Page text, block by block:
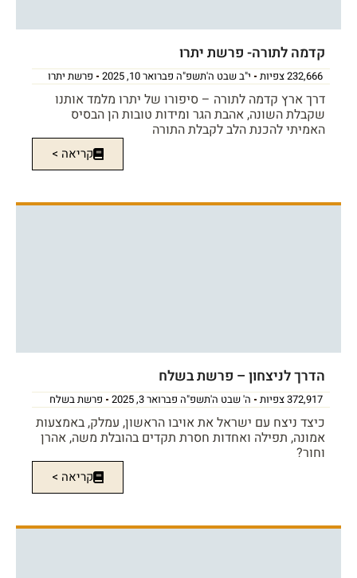
קדמה לתורה- פרשת יתרו
232,666 צפיות י"ב שבט ה'תשפ"ה פברואר 10, 2025 פרשת יתרו
דרך ארץ קדמה לתורה – סיפורו של יתרו מלמד אותנו
שקבלת השונה, אהבת הגר ומידות טובות הן הבסיס
האמיתי להכנת הלב לקבלת התורה
קריאה >
הדרך לניצחון – פרשת בשלח
372,917 צפיות ה' שבט ה'תשפ"ה פברואר 3, 2025 פרשת בשלח
כיצד ניצח עם ישראל את אויבו הראשון, עמלק, באמצעות
אמונה, תפילה ואחדות חסרת תקדים בהובלת משה, אהרן
וחור?
קריאה >